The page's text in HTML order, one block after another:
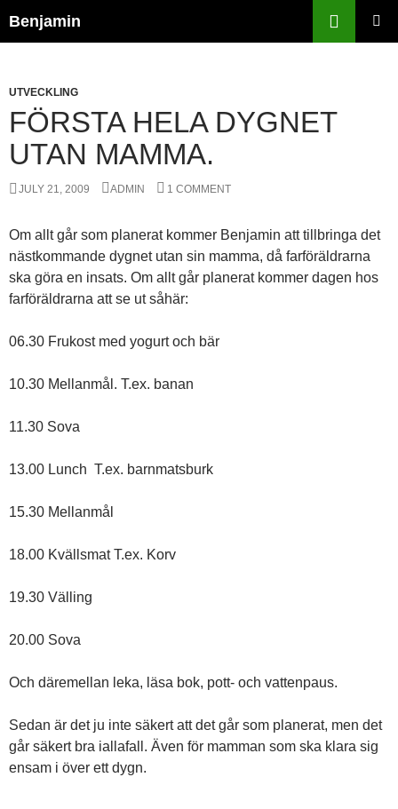
to
Benjamin
UTVECKLING
FÖRSTA HELA DYGNET
UTAN MAMMA.
JULY 21, 2009 ADMIN 1 COMMENT
Om allt går som planerat kommer Benjamin att tillbringa det
nästkommande dygnet utan sin mamma, då farföräldrarna
ska göra en insats. Om allt går planerat kommer dagen hos
farföräldrarna att se ut såhär:
06.30 Frukost med yogurt och bär
10.30 Mellanmål. T.ex. banan
11.30 Sova
13.00 Lunch T.ex. barnmatsburk
15.30 Mellanmål
18.00 Kvällsmat T.ex. Korv
19.30 Välling
20.00 Sova
Och däremellan leka, läsa bok, pott- och vattenpaus.
Sedan är det ju inte säkert att det går som planerat, men det
går säkert bra iallafall. Även för mamman som ska klara sig
ensam i över ett dygn.